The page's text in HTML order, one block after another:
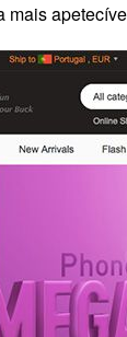
mais